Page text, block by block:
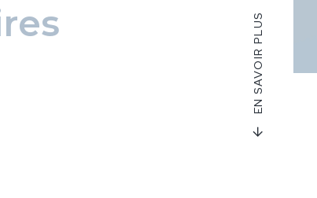
EN SAVOIR PLUS